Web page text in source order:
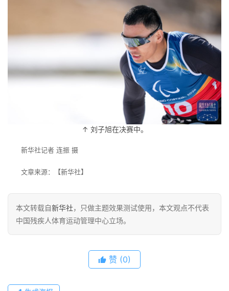
↑ 刘子旭在决赛中。
新华社记者 连振 摄
文章来源：【新华社】
本文转载自新华社，只做主题效果测试使用，本文观点不代表
中国残疾人体育运动管理中心立场。
赞 (0)